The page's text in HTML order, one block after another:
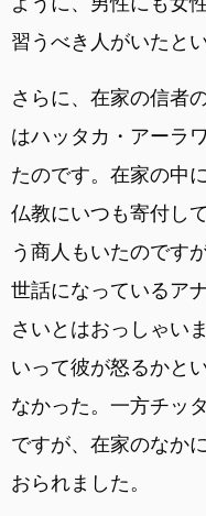
習うべき人がいたと
さらに、在家の信者
はハッタカ・アーラ
たのです。在家の中
仏教にいつも寄付し
う商人もいたのです
世話になっているア
さいとはおっしゃい
いって彼が怒るかと
なかった。一方チッ
ですが、在家のなか
おられました。